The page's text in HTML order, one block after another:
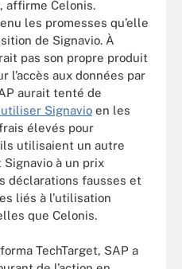
affirme Celonis.
les promesses qu’elle
de Signavio. À
pas son propre produit
l’accès aux données par
aurait tenté de
Signavio en les
élevés pour
utilisaient un autre
Signavio à un prix
déclarations fausses et
liés à l’utilisation
que Celonis.
TechTarget, SAP a